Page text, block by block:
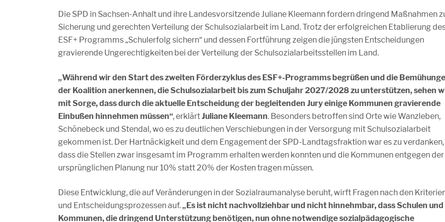
Die SPD in Sachsen-Anhalt und ihre Landesvorsitzende Juliane Kleemann fordern dringend Maßnahmen
Sicherung und gerechten Verteilung der Schulsozialarbeit im Land. Trotz der erfolgreichen Etablierung
ESF+ Programms „Schulerfolg sichern“ und dessen Fortführung zeigen die jüngsten Entscheidungen
gravierende Ungerechtigkeiten bei der Verteilung der Schulsozialarbeitsstellen im Land.
„Während wir den Start des zweiten Förderzyklus des ESF+-Programms begrüßen und die
der Koalition anerkennen, die Schulsozialarbeit bis zum Schuljahr 2027/2028 zu unterstützen, sehen
mit Sorge, dass durch die aktuelle Entscheidung der begleitenden Jury einige Kommunen gravierende
Einbußen hinnehmen müssen“, erklärtJuliane Kleemann. Besonders betroffen sind Orte wie Wanzleben,
Schönebeck und Stendal, wo es zu deutlichen Verschiebungen in der Versorgung mit Schulsozialarbeit
gekommen ist. Der Hartnäckigkeit und dem Engagement der SPD-Landtagsfraktion war es zu verdanken,
dass die Stellen zwar insgesamt im Programm erhalten werden konnten und die Kommunen entgegen der
ursprünglichen Planung nur 10% statt 20% der Kosten tragen müssen.
Diese Entwicklung, die auf Veränderungen in der Sozialraumanalyse beruht, wirft Fragen nach den
und Entscheidungsprozessen auf.„Es ist nicht nachvollziehbar und nicht hinnehmbar, dass Schulen und
Kommunen, die dringend Unterstützung benötigen, nun ohne notwendige sozialpädagogische